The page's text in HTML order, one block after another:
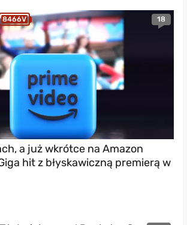
8466V 18
a już wkrótce na Amazon
hit z błyskawiczną premierą w